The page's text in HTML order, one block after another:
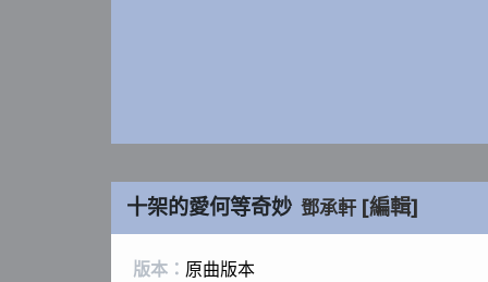
十架的愛何等奇妙 鄧承軒 [編輯]
版本： 原曲版本